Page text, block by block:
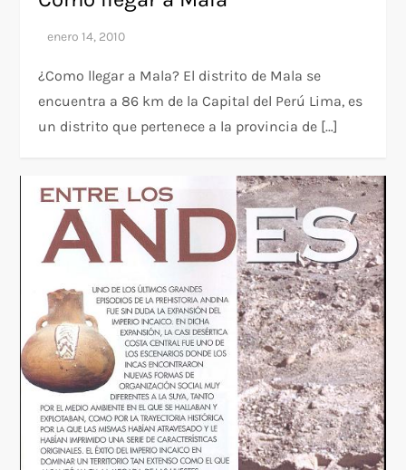
¿Como llegar a Mala? El distrito de Mala se
encuentra a 86 km de la Capital del Perú Lima, es
un distrito que pertenece a la provincia de […]